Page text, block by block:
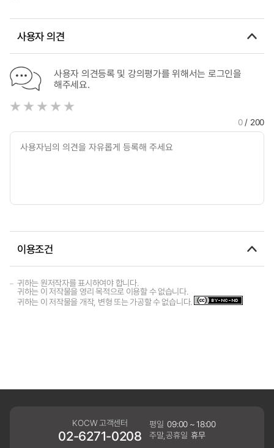
사용자 의견
사용자 의견등록 및 강의평가를 위해서는 로그인을
해주세요.
0/ 200
이용조건
귀하는 원저작자를 표시하여야 합니다.
귀하는 이 저작물을 영리 목적으로 이용할 수 없습니다.
귀하는 이 저작물을 개작, 변형 또는 가공할 수 없습니다.
KOCW 고객센터
02-6271-0208
평일 09:00 ~ 18:00
주말,공휴일 휴무